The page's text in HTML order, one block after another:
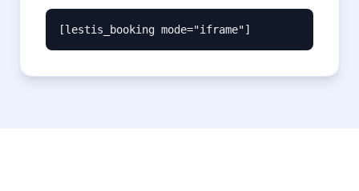
[lestis_booking mode="iframe"]